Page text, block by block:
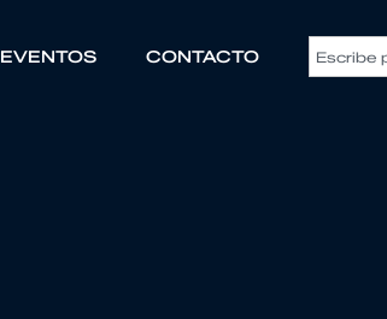
EVENTOS CONTACTO